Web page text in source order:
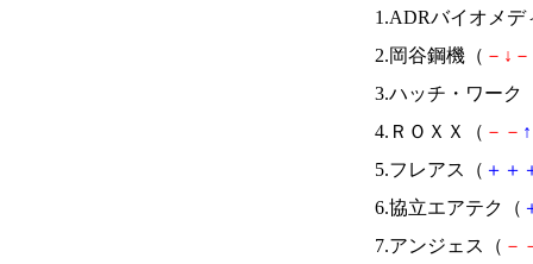
1.ADRバイオメ
2.岡谷鋼機（ － ↓ －
3.ハッチ・ワーク
4.ＲＯＸＸ（ － － ↑
5.フレアス（ ＋ ＋
6.協立エアテク（
7.アンジェス（ －